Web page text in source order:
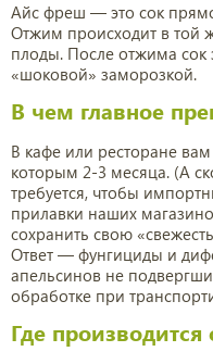
Айс фреш — это сок
Отжим происходит в той
плоды. После отжима сок
«шоковой» заморозкой.
В чем главное
В кафе или ресторане
которым 2-3 месяца. (А
требуется, чтобы
прилавки наших
сохранить свою «свежесть
Ответ — фунгициды и
апельсинов не
обработке при
Где